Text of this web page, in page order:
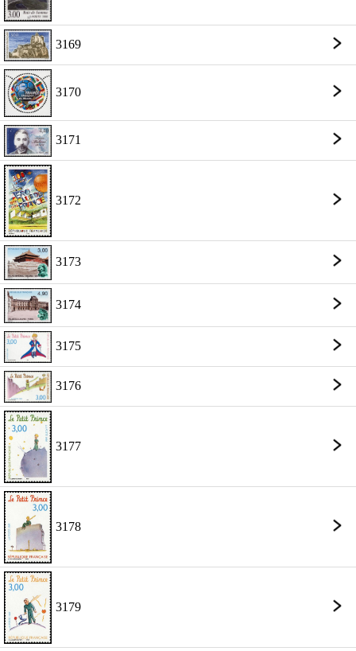
3169
3170
3171
3172
3173
3174
3175
3176
3177
3178
3179